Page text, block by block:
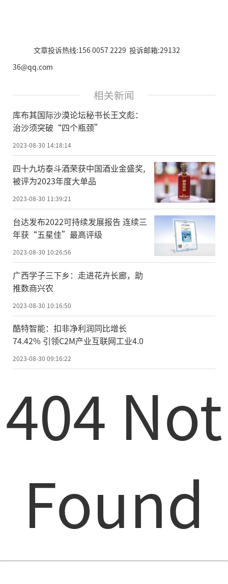
文章投诉热线:156 0057 2229 投诉邮箱:29132
36@qq.com
相关新闻
库布其国际沙漠论坛秘书长王文彪：
治沙须突破“四个瓶颈”
2023-08-30 14:18:14
四十九坊泰斗酒荣获中国酒业金盛奖,
被评为2023年度大单品
2023-08-30 11:39:21
台达发布2022可持续发展报告 连续三
年获“五星佳”最高评级
2023-08-30 10:26:56
广西学子三下乡：走进花卉长廊，助
推数商兴农
2023-08-30 10:16:50
酷特智能：扣非净利润同比增长
74.42% 引领C2M产业互联网工业4.0
2023-08-30 09:16:22
404 Not
Found